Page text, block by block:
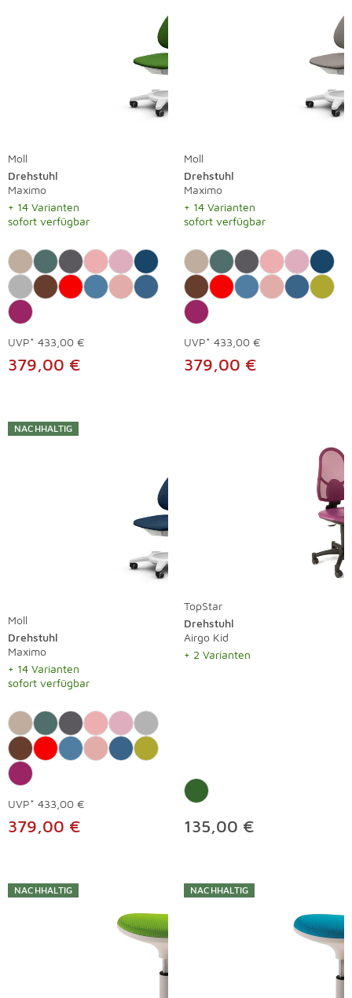
Moll
Drehstuhl
Maximo
+ 14 Varianten
sofort verfügbar
UVP* 433,00 €
379,00 €
Moll
Drehstuhl
Maximo
+ 14 Varianten
sofort verfügbar
UVP* 433,00 €
379,00 €
NACHHALTIG
Moll
Drehstuhl
Maximo
+ 14 Varianten
sofort verfügbar
UVP* 433,00 €
379,00 €
TopStar
Drehstuhl
Airgo Kid
+ 2 Varianten
135,00 €
NACHHALTIG NACHHALTIG